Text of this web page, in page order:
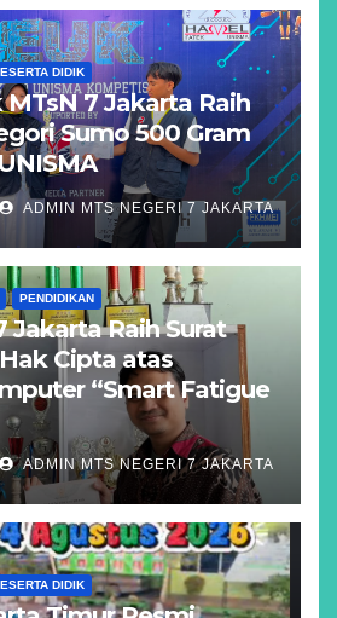
DIDIK
7 Jakarta Raih
Sumo 500 Gram
ADMIN MTS NEGERI 7 JAKARTA
PENDIDIKAN
Jakarta Raih Surat
Cipta atas
“Smart Fatigue
ADMIN MTS NEGERI 7 JAKARTA
DIDIK